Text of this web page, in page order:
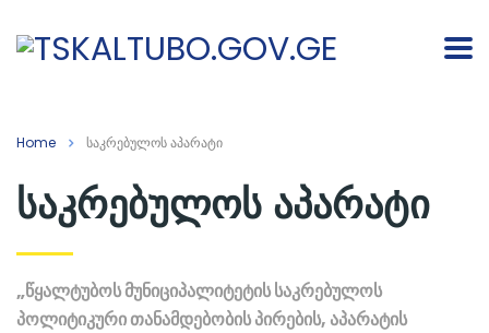
Home საკრებულოს აპარატი
საკრებულოს აპარატი
„წყალტუბოს მუნიციპალიტეტის საკრებულოს
პოლიტიკური თანამდებობის პირების, აპარატის